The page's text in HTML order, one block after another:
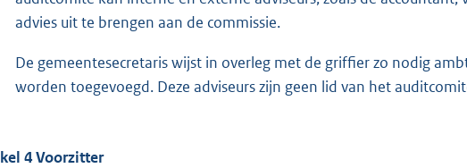
advies uit te brengen aan de commissie.
De gemeentesecretaris wijst in overleg met de griffier zo nodig
worden toegevoegd. Deze adviseurs zijn geen lid van het
4 Voorzitter